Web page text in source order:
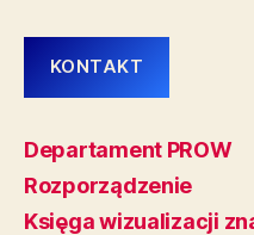
KONTAKT
Departament PROW
Rozporządzenie
Księga wizualizacji